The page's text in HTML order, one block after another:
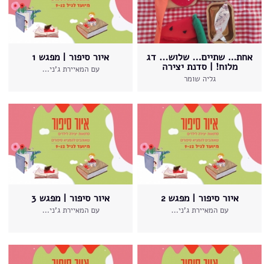
אחת… שתיים... שלוש... דג
מלוח! | סדנת יצירה
גליה שומר
איור סיפור | מפגש 1
עם המאיירת ג'ני...
איור סיפור | מפגש 2
עם המאיירת ג'ני...
איור סיפור | מפגש 3
עם המאיירת ג'ני...